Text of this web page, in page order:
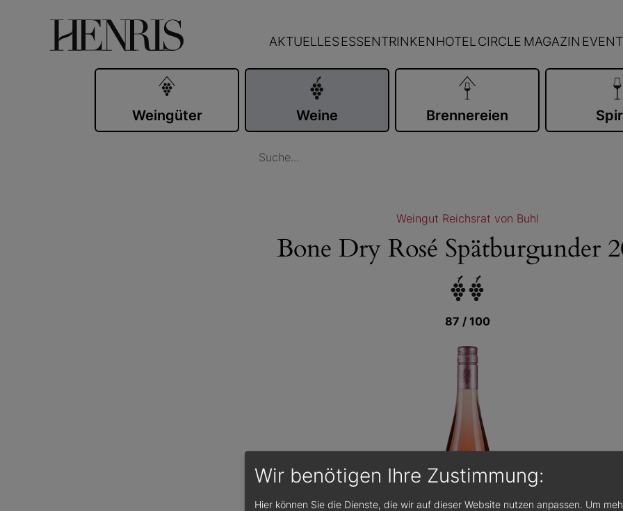
AKTUELLESESSENTRINKENHOTELCIRCLE MAGAZIN
Weingüter Weine Brennereien
Weingut Reichsrat von Buhl
Bone Dry Rosé Spätburgunder
87 / 100
Wir benötigen Ihre Zustimmung:
Hier können Sie die Dienste, die wir auf dieser Website nutzen anpassen. Um